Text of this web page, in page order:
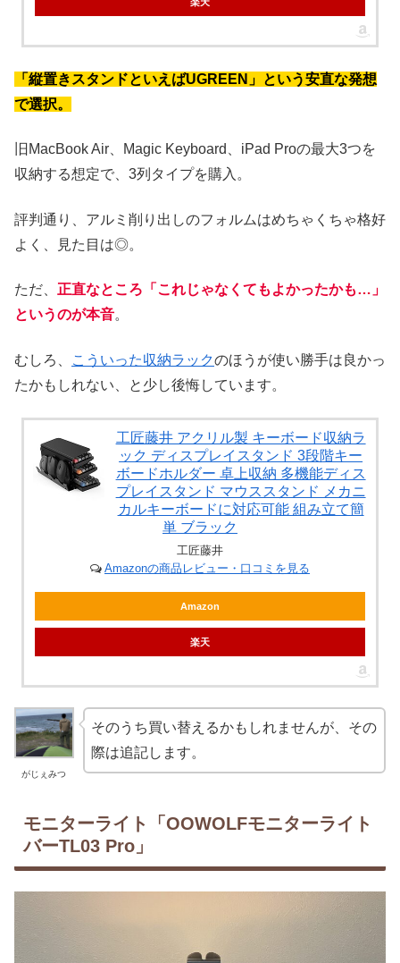
「縦置きスタンドといえばUGREEN」という安直な発想
で選択。
旧MacBook Air、Magic Keyboard、iPad Proの最大3つを
収納する想定で、3列タイプを購入。
評判通り、アルミ削り出しのフォルムはめちゃくちゃ格好
よく、見た目は◎。
ただ、 正直なところ「これじゃなくてもよかったかも…」
というのが本音。
むしろ、 こういった収納ラックのほうが使い勝手は良かっ
たかもしれない、と少し後悔しています。
工匠藤井 アクリル製 キーボード収納ラ
ック ディスプレイスタンド 3段階キー
ボードホルダー 卓上収納 多機能ディス
プレイスタンド マウススタンド メカニ
カルキーボードに対応可能 組み立て簡
単 ブラック
工匠藤井
Amazonの商品レビュー・口コミを見る
Amazon
楽天
がじぇみつ
そのうち買い替えるかもしれませんが、その
際は追記します。
モニターライト「OOWOLFモニターライト
バーTL03 Pro」